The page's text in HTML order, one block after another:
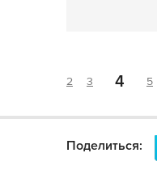
2 3 4 5
Поделиться: